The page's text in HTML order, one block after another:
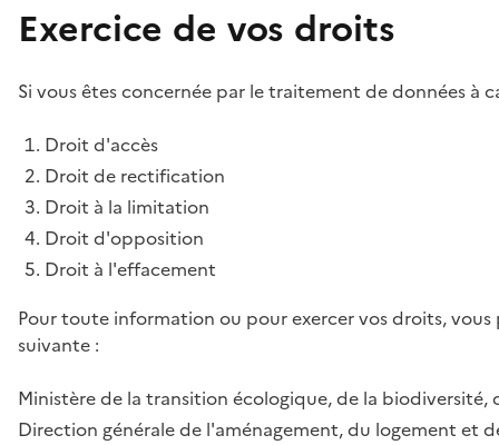
Exercice de vos droits
Si vous êtes concernée par le traitement de données à
Droit d'accès
Droit de rectification
Droit à la limitation
Droit d'opposition
Droit à l'effacement
Pour toute information ou pour exercer vos droits,
suivante :
Ministère de la transition écologique, de la biodiversité,
Direction générale de l'aménagement, du logement et